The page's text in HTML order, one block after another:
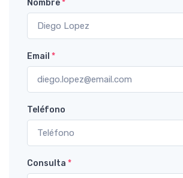
Nombre*
Email *
Teléfono
Consulta *